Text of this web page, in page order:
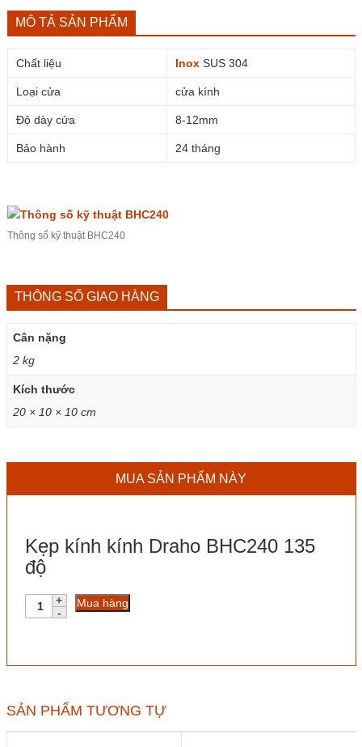
MÔ TẢ SẢN PHẨM
Chất liệu InoxSUS 304
Loại cửa cửa kính
Độ dày cửa 8-12mm
Bảo hành 24 tháng
Thông số kỹ thuật BHC240
THÔNG SỐ GIAO HÀNG
Cân nặng
2 kg
Kích thước
20 × 10 × 10 cm
MUA SẢN PHẨM NÀY
Kẹp kính kính Draho BHC240 135
độ
Kẹp
kính
lượng
Mua hàng
SẢN PHẨM TƯƠNG TỰ